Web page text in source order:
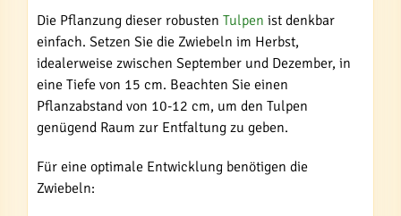
Die Pflanzung dieser robusten Tulpen ist denkbar
einfach. Setzen Sie die Zwiebeln im Herbst,
idealerweise zwischen September und Dezember, in
eine Tiefe von 15 cm. Beachten Sie einen
Pflanzabstand von 10-12 cm, um den Tulpen
genügend Raum zur Entfaltung zu geben.
Für eine optimale Entwicklung benötigen die
Zwiebeln: